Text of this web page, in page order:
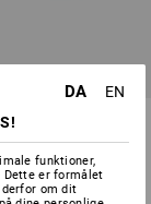
fra 6 Stk.
DA
EN
funktioner,
Dette er formålet
derfor om dit